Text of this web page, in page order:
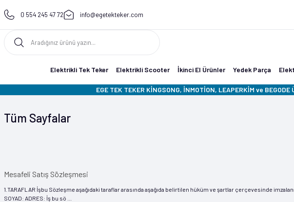
0 554 245 47 72 info@egetekteker.com
Elektrikli Tek Teker Elektrikli Scooter İkinci El Ürünler Yedek Parça
EGE TEK TEKER KİNGSONG, İNMOTİON, LEAPERKİM ve
Tüm Sayfalar
Mesafeli Satış Sözleşmesi
1.TARAFLAR İşbu Sözleşme aşağıdaki taraflar arasında aşağıda belirtilen hüküm ve şartlar çerçevesinde
SOYAD: ADRES: İş bu sö ...